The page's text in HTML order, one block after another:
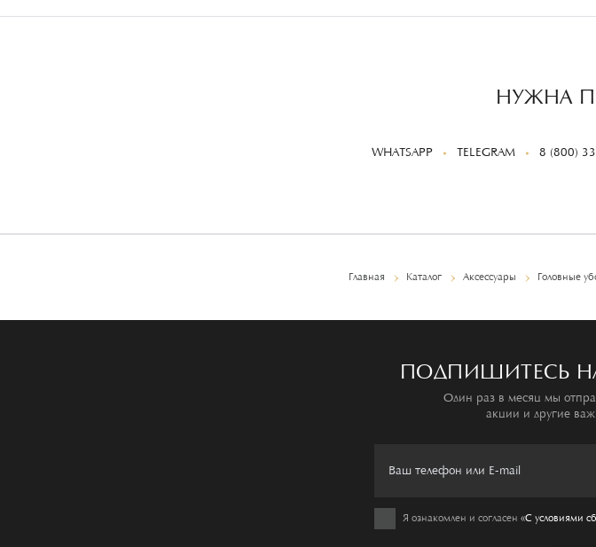
НУЖНА
WHATSAPP TELEGRAM 8 (800)
Главная Каталог Аксессуары Головные
ПОДПИШИТЕСЬ
Один раз в месяц мы
акции и другие
Я ознакомлен и согласен «C условиями